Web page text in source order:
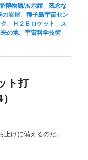
/博物館/展示館 、残念な
の岩屋 、種子島宇宙セン
Ｈ２Ｂロケット
ス
の地、宇宙科学技術
ト打
げに備えるのだ。